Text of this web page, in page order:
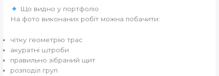
Що видно у портфоліо
На фото виконаних робіт можна побачити:
чітку геометрію трас
акуратні штроби
правильно зібраний щит
розподіл груп